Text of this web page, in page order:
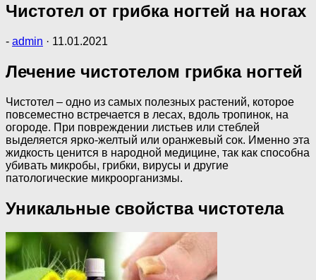
Чистотел от грибка ногтей на ногах
- admin · 11.01.2021
Лечение чистотелом грибка ногтей
Чистотел – одно из самых полезных растений, которое
повсеместно встречается в лесах, вдоль тропинок, на
огороде. При повреждении листьев или стеблей
выделяется ярко-желтый или оранжевый сок. Именно эта
жидкость ценится в народной медицине, так как способна
убивать микробы, грибки, вирусы и другие
патологические микроорганизмы.
Уникальные свойства чистотела